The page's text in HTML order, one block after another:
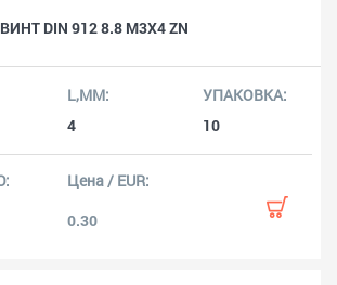
ВИНТ DIN 912 8.8 M3X4 ZN
4 10
0.30